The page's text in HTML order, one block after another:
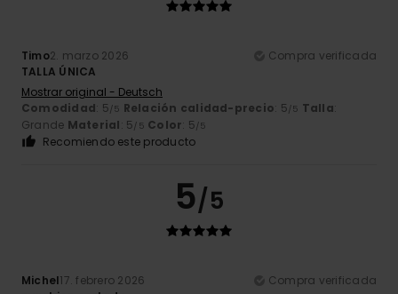
Timo2. marzo 2026
Compra verificada
TALLA ÚNICA
Mostrar original - Deutsch
Comodidad: 5/5 Relación calidad-precio: 5/5 Talla:
Grande Material: 5/5 Color: 5/5
Recomiendo este producto
5/5
Michel17. febrero 2026
Compra verificada